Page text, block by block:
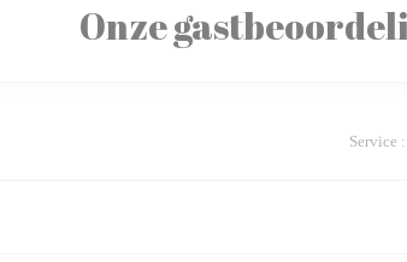
Onze
Service :